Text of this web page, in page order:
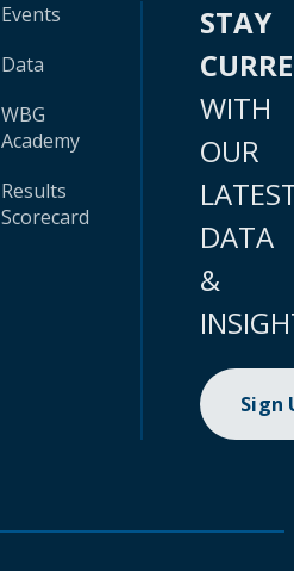
Events
Data
WBG
Academy
Results
Scorecard
STAY
WITH
OUR
DATA
&
Sign